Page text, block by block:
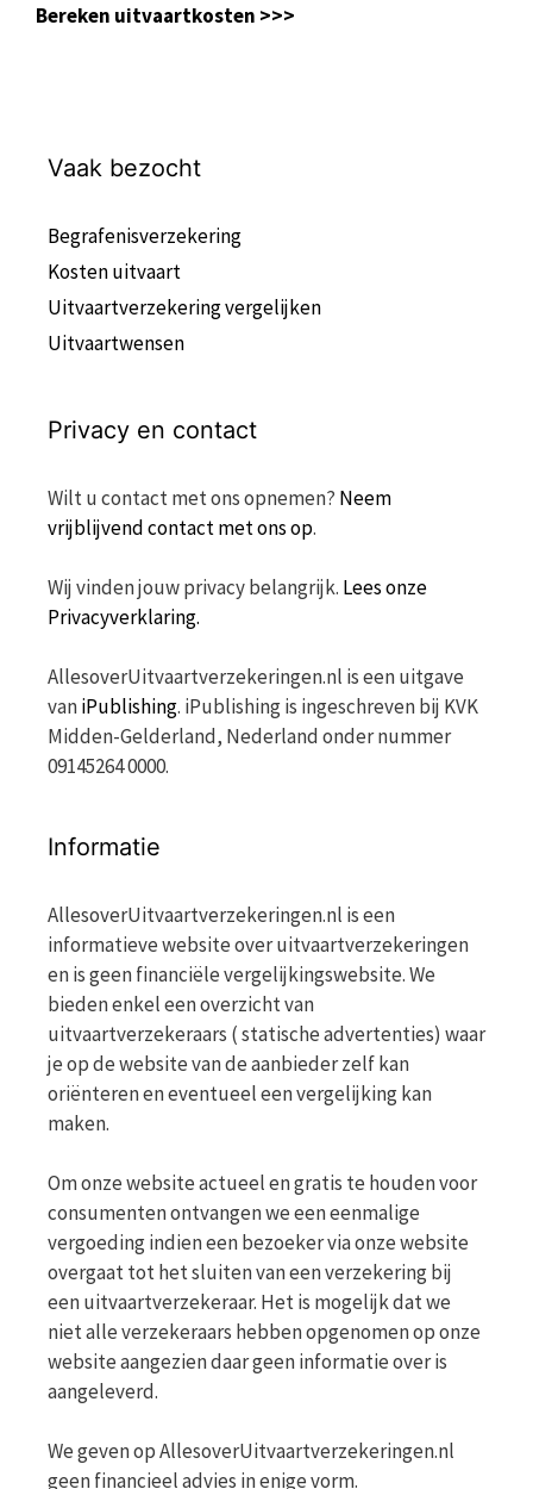
Bereken uitvaartkosten >>>
Vaak bezocht
Begrafenisverzekering
Kosten uitvaart
Uitvaartverzekering vergelijken
Uitvaartwensen
Privacy en contact
Wilt u contact met ons opnemen? Neem
vrijblijvend contact met ons op.
Wij vinden jouw privacy belangrijk. Lees onze
Privacyverklaring.
AllesoverUitvaartverzekeringen.nl is een uitgave
vaniPublishing. iPublishing is ingeschreven bij KVK
Midden-Gelderland, Nederland onder nummer
09145264 0000.
Informatie
AllesoverUitvaartverzekeringen.nl is een
informatieve website over uitvaartverzekeringen
en is geen financiële vergelijkingswebsite. We
bieden enkel een overzicht van
uitvaartverzekeraars ( statische advertenties) waar
je op de website van de aanbieder zelf kan
oriënteren en eventueel een vergelijking kan
maken.
Om onze website actueel en gratis te houden voor
consumenten ontvangen we een eenmalige
vergoeding indien een bezoeker via onze website
overgaat tot het sluiten van een verzekering bij
een uitvaartverzekeraar. Het is mogelijk dat we
niet alle verzekeraars hebben opgenomen op onze
website aangezien daar geen informatie over is
aangeleverd.
We geven op AllesoverUitvaartverzekeringen.nl
geen financieel advies in enige vorm.